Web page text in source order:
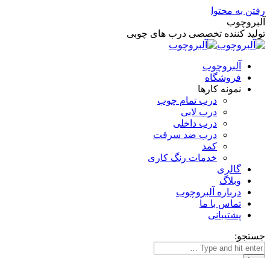
رفتن به محتوا
آلبروچوب
تولید کننده تخصصی درب های چوبی
آلبروچوب
فروشگاه
نمونه کارها
درب تمام چوب
درب لابی
درب داخلی
درب ضد سرقت
کمد
خدمات رنگ کاری
گالری
وبلاگ
درباره آلبروچوب
تماس با ما
پشتیبانی
جستجو: